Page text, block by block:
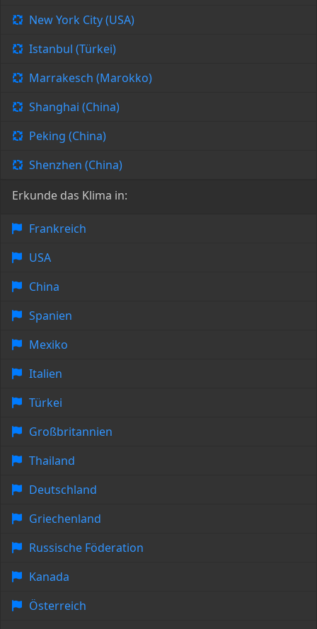
New York City (USA)
Istanbul (Türkei)
Marrakesch (Marokko)
Shanghai (China)
Peking (China)
Shenzhen (China)
Erkunde das Klima in:
Frankreich
USA
China
Spanien
Mexiko
Italien
Türkei
Großbritannien
Thailand
Deutschland
Griechenland
Russische Föderation
Kanada
Österreich